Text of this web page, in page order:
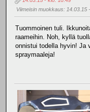
Viimeisin muokkaus: 14.03.15
Tuommoinen tuli.
raameihin. Noh, kyllä
onnistui todella hyvin! Ja
spraymaaleja!